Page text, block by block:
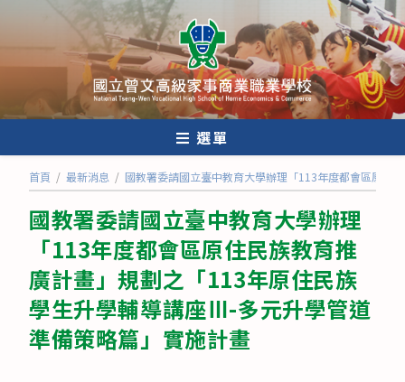
內
選單
首頁 / 最新消息 / 國教署委請國立臺中教育大學辦理「113年度都會區原住
國教署委請國立臺中教育大學辦理
「113年度都會區原住民族教育推
廣計畫」規劃之「113年原住民族
學生升學輔導講座Ⅲ-多元升學管道
準備策略篇」實施計畫